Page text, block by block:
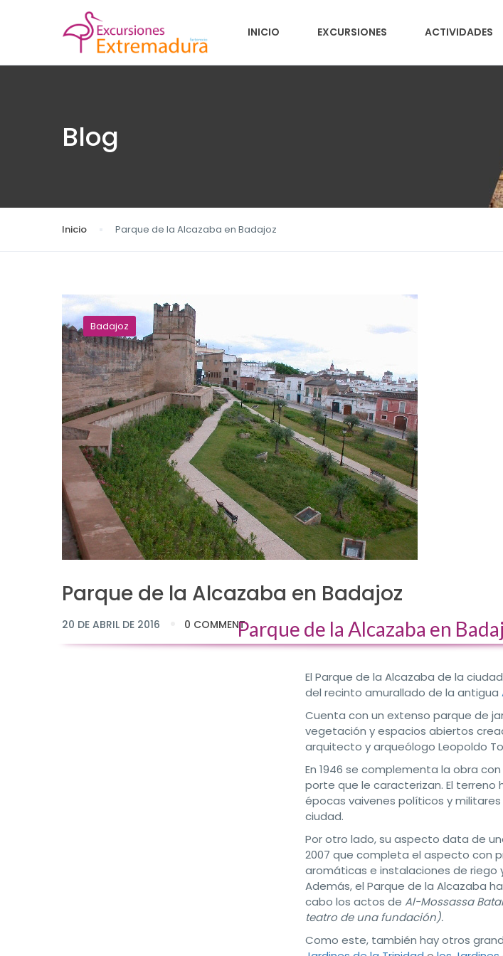
INICIO EXCURSIONES ACTIVIDADES
Blog
Inicio Parque de la Alcazaba en Badajoz
Badajoz
Parque de la Alcazaba en Badajoz
20 DE ABRIL DE 2016 0 COMMENTParque de la Alcazaba en
El Parque de la Alcazaba de la
del recinto amurallado de la antigua
Cuenta con un extenso parque de
vegetación y espacios abiertos
arquitecto y arqueólogo Leopoldo
En 1946 se complementa la obra
porte que le caracterizan. El terreno
épocas vaivenes políticos y
ciudad.
Por otro lado, su aspecto data de
2007 que completa el aspecto con
aromáticas e instalaciones de riego
Además, el Parque de la Alcazaba
cabo los actos de Al-Mossassa
teatro de una fundación).
Como este, también hay otros